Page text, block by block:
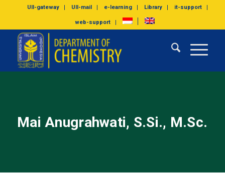
UII-gateway UII-mail e-learning Library it-support
web-support
Mai Anugrahwati, S.Si., M.Sc.